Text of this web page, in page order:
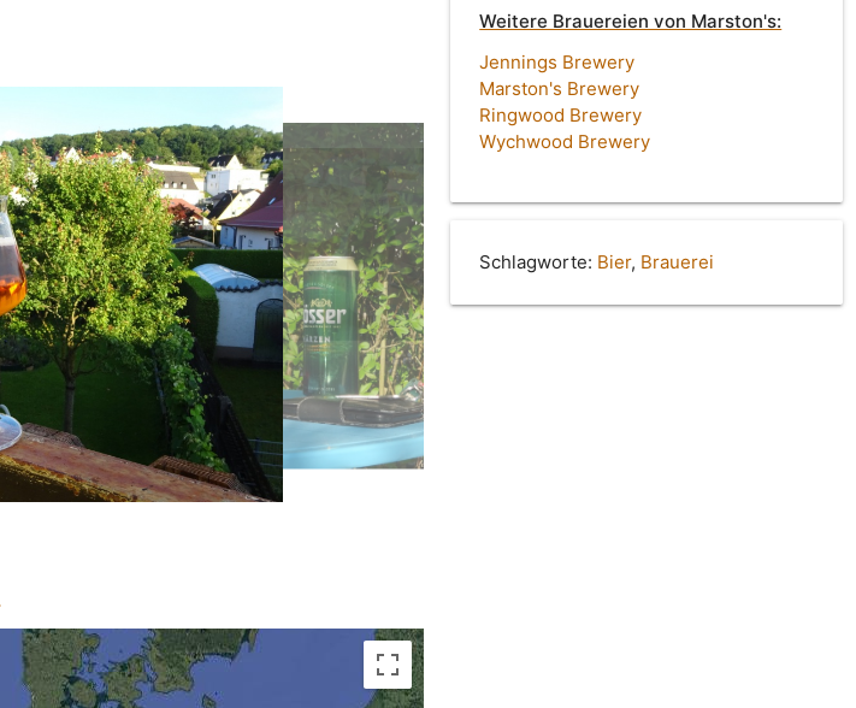
Weitere Brauereien von Marston's:
Jennings Brewery
Marston's Brewery
Ringwood Brewery
Wychwood Brewery
Schlagworte: Bier, Brauerei